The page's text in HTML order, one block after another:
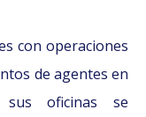
con operaciones
de agentes en
sus oficinas se